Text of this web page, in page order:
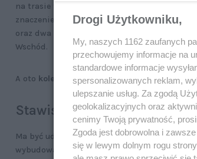
na trasie tranzytowej, po której
znaczenie. Na nowym odcinku wybudowano
oraz dwa miejsca obsługi podróżnych
Wschód.
A oto kolejne odcinki trasy S61, które mają
Stawiski–Szczuczyn
Ma być udostępniony jeszcze w lipcu. To 18-
wybudowane obwodnice Stawisk i
Drogi Użytkowniku,
My, naszych 1162 zaufanych
przechowujemy informacje na
standardowe informacje
spersonalizowanych reklam,
ulepszanie usług. Za zgodą
geolokalizacyjnych oraz
cenimy Twoją prywatność,
Zgoda jest dobrowolna i
się w lewym dolnym rogu strony